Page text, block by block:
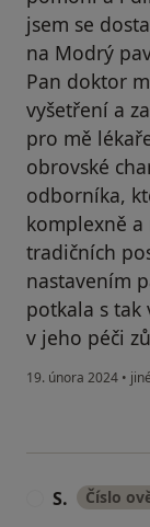
jsem se
na Modrý
Pan doktor
vyšetření a
pro mě
obrovské
odborníka,
komplexně
tradičních
nastavením
potkala s
v jeho péči
19. února 2024 •
S. Číslo